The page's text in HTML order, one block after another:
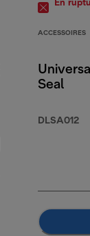
En
ACCESSOIRES
Seal
DLSA012